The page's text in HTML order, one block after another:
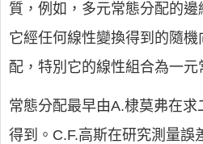
質，例如，多元常態分配的邊
它經任何線性變換得到的隨
配，特別它的線性組合為一元
常態分配最早由A.棣莫弗在
得到。C.F.高斯在研究測量誤